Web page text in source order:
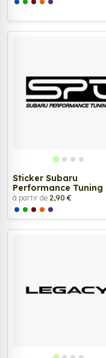
Sticker Subaru
Performance Tuning
à partir de 2,90 €